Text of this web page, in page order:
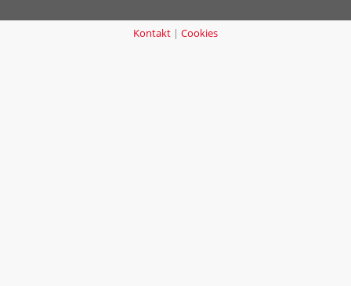
Kontakt | Cookies